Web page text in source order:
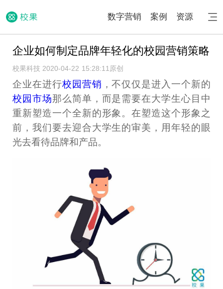
数字营销 案例 资源
企业如何制定品牌年轻化的校园营销策略
校果科技 2020-04-22 15:28:11 原创
企业在进行校园营销 ，不仅仅是进入一个新的
校园市场那么简单，而是需要在大学生心目中
重新塑造一个全新的形象。在塑造这个形象之
前，我们要去迎合大学生的审美，用年轻的眼
光去看待品牌和产品。